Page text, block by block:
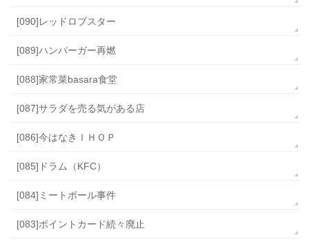
[090]レッドロブスター
[089]ハンバーガー再燃
[088]家常菜basara食堂
[087]サラダを売る気がある店
[086]今はなきＩＨＯＰ
[085]ドラム（KFC）
[084]ミートボール事件
[083]ポイントカード続々廃止